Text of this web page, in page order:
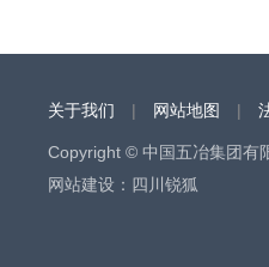
关于我们 | 网站地图 |
Copyright © 中国五冶集团有
网站建设 ： 四川锐狐